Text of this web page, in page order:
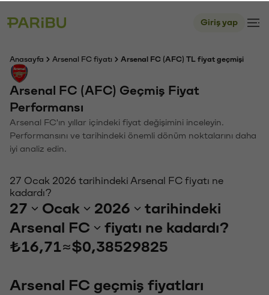
Giriş yap
Anasayfa Arsenal FC fiyatı Arsenal FC (AFC) TL fiyat geçmişi
Arsenal FC (AFC) Geçmiş Fiyat
Performansı
Arsenal FC'ın yıllar içindeki fiyat değişimini inceleyin.
Performansını ve tarihindeki önemli dönüm noktalarını daha
iyi analiz edin.
27 Ocak 2026 tarihindeki Arsenal FC fiyatı ne
kadardı?
27 Ocak 2026
tarihindeki
Arsenal FC
fiyatı ne kadardı?
₺16,71 ≈$0,38529825
Arsenal FC geçmiş fiyatları